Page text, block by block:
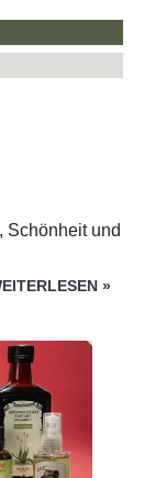
Schönheit und
»